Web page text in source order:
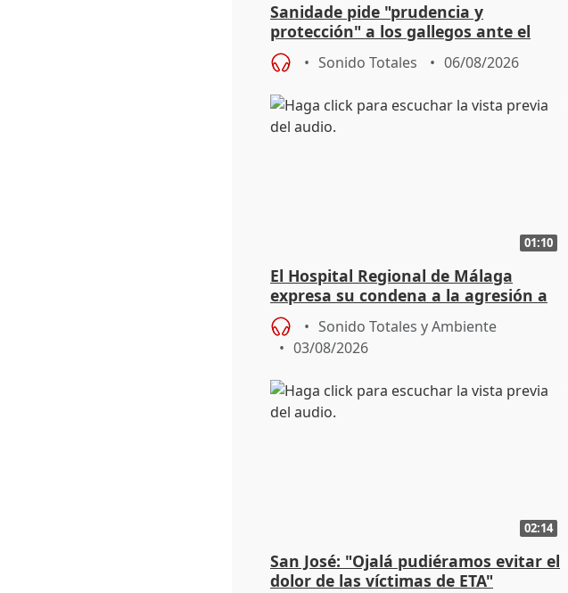
Sanidade pide "prudencia y
protección" a los gallegos ante el
eclipse del 12 de agosto
Sonido Totales 06/08/2026
01:10
El Hospital Regional de Málaga
expresa su condena a la agresión a
dos enfermeras de Urgencias
Sonido Totales y Ambiente
03/08/2026
02:14
San José: "Ojalá pudiéramos evitar el
dolor de las víctimas de ETA"